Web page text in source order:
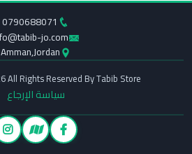
0790688071
jo.com
Amman,Jordan
All Rights Reserved By Tabib Store
سياسة الإرجاع